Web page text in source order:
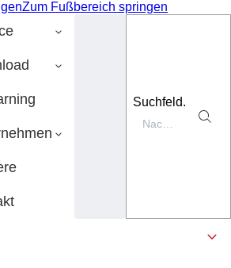
Zum Fußbereich springen
Suchfeld.